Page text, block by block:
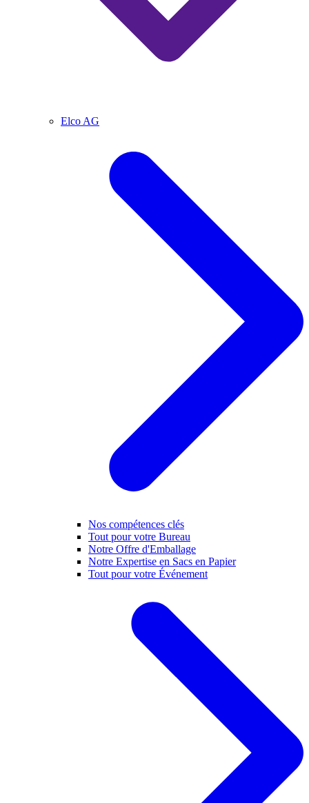
Elco AG
Nos compétences clés
Tout pour votre Bureau
Notre Offre d'Emballage
Notre Expertise en Sacs en Papier
Tout pour votre Événement